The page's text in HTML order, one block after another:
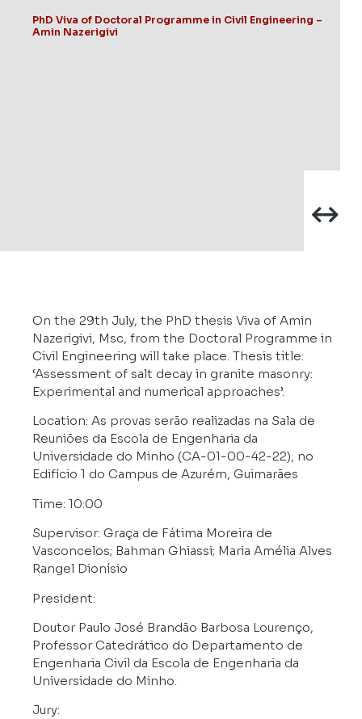
PhD Viva of Doctoral Programme in Civil Engineering –
Amin Nazerigivi
On the 29th July, the PhD thesis Viva of Amin
Nazerigivi, Msc, from the Doctoral Programme in
Civil Engineering will take place. Thesis title:
‘Assessment of salt decay in granite masonry:
Experimental and numerical approaches’.
Location: As provas serão realizadas na Sala de
Reuniões da Escola de Engenharia da
Universidade do Minho (CA-01-00-42-22), no
Edifício 1 do Campus de Azurém, Guimarães
Time: 10:00
Supervisor: Graça de Fátima Moreira de
Vasconcelos; Bahman Ghiassi; Maria Amélia Alves
Rangel Dionísio
President:
Doutor Paulo José Brandão Barbosa Lourenço,
Professor Catedrático do Departamento de
Engenharia Civil da Escola de Engenharia da
Universidade do Minho.
Jury: